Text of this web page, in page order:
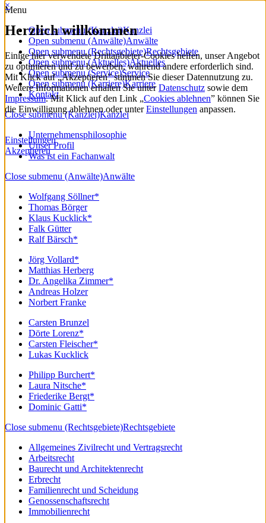
Menu
Open submenu (Kanzlei)Kanzlei
Open submenu (Anwälte)Anwälte
Open submenu (Rechtsgebiete)Rechtsgebiete
Open submenu (Aktuelles)Aktuelles
Open submenu (Service)Service
Open submenu (Karriere)Karriere
Kontakt
Close submenu (Kanzlei)Kanzlei
Unternehmensphilosophie
Unser Profil
Was ist ein Fachanwalt
Close submenu (Anwälte)Anwälte
Wolfgang Söllner*
Thomas Börger
Klaus Kucklick*
Falk Gütter
Ralf Bärsch*
Jörg Vollard*
Matthias Herberg
Dr. Angelika Zimmer*
Andreas Holzer
Norbert Franke
Carsten Brunzel
Dörte Lorenz*
Carsten Fleischer*
Lukas Kucklick
Philipp Burchert*
Laura Nitsche*
Friederike Bergt*
Dominic Gatti*
Close submenu (Rechtsgebiete)Rechtsgebiete
Allgemeines Zivilrecht und Vertragsrecht
Arbeitsrecht
Baurecht und Architektenrecht
Erbrecht
Familienrecht und Scheidung
Genossenschaftsrecht
Immobilienrecht
×
Herzlich willkommen
Einige hier verwendete Drittanbieter-Cookies helfen, unser Angebot
zu optimieren und zu bewerben, während andere erforderlich sind.
Mit Klick auf „Akzeptieren” stimmen Sie dieser Datennutzung zu.
Weitere Informationen erhalten Sie unterDatenschutz sowie dem
Impressum. Mit Klick auf den Link „Cookies ablehnen” können Sie
die Einwilligung ablehnen oder unterEinstellungen anpassen.
Einstellungen
Akzeptieren